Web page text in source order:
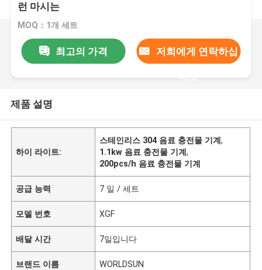
런 마시는
MOQ：1개 세트
최고의 가격 저희에게 연락하십
시오
제품 설명
하이 라이트:
스테인리스 304 음료 충전물 기계,
1.1kw 음료 충전물 기계,
200pcs/h 음료 충전물 기계
공급 능력 7 일 / 세트
모델 번호 XGF
배달 시간 7일입니다
브랜드 이름 WORLDSUN